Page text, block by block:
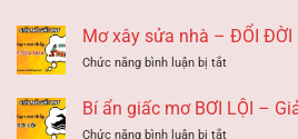
Mơ xây sửa nhà – ĐỔI ĐỜI
Chức năng bình luận bị tắtở
xây
sửa
Bí ẩn giấc mơ BƠI LỘI –
Chức năng bình luận bị tắtở